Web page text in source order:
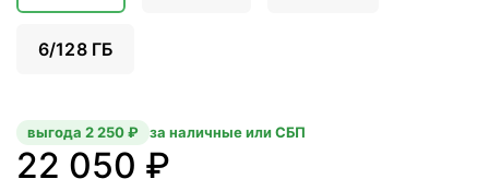
6/128 ГБ
22 050 ₽
выгода 2 250 ₽ за наличные или СБП